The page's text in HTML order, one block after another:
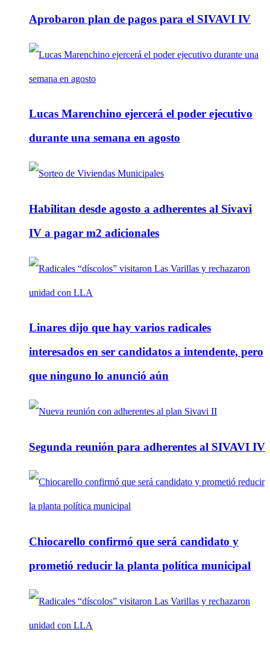
Aprobaron plan de pagos para el SIVAVI IV
Lucas Marenchino ejercerá el poder ejecutivo
durante una semana en agosto
Habilitan desde agosto a adherentes al Sivavi
IV a pagar m2 adicionales
Linares dijo que hay varios radicales
interesados en ser candidatos a intendente, pero
que ninguno lo anunció aún
Segunda reunión para adherentes al SIVAVI IV
Chiocarello confirmó que será candidato y
prometió reducir la planta política municipal